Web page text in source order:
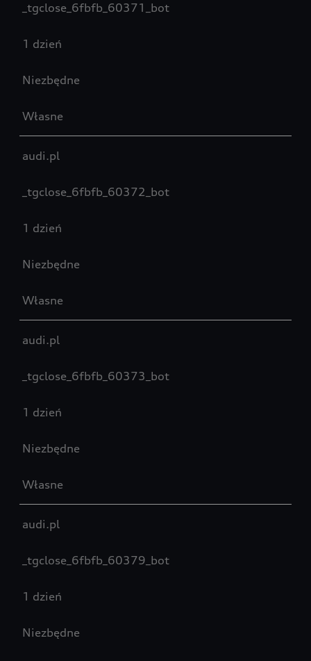
_tgclose_6fbfb_60371_bot
1 dzień
Niezbędne
Własne
audi.pl
_tgclose_6fbfb_60372_bot
1 dzień
Niezbędne
Własne
audi.pl
_tgclose_6fbfb_60373_bot
1 dzień
Niezbędne
Własne
audi.pl
_tgclose_6fbfb_60379_bot
1 dzień
Niezbędne